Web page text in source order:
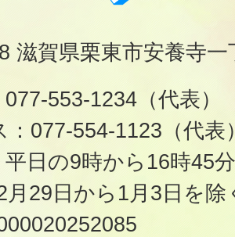
滋賀県栗東市安養寺
553-1234（代表）
：077-554-1123（代表
平日の9時から16時45分
月29日から1月3日を除